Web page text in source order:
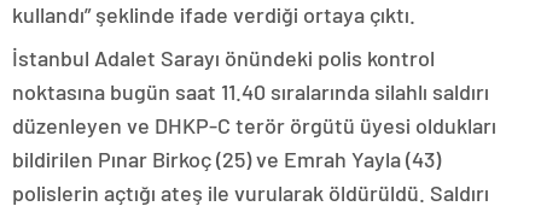
kullandı” şeklinde ifade verdiği ortaya çıktı.
İstanbul Adalet Sarayı önündeki polis kontrol
noktasına bugün saat 11.40 sıralarında silahlı saldırı
düzenleyen ve DHKP-C terör örgütü üyesi oldukları
bildirilen Pınar Birkoç (25) ve Emrah Yayla (43)
polislerin açtığı ateş ile vurularak öldürüldü. Saldırı